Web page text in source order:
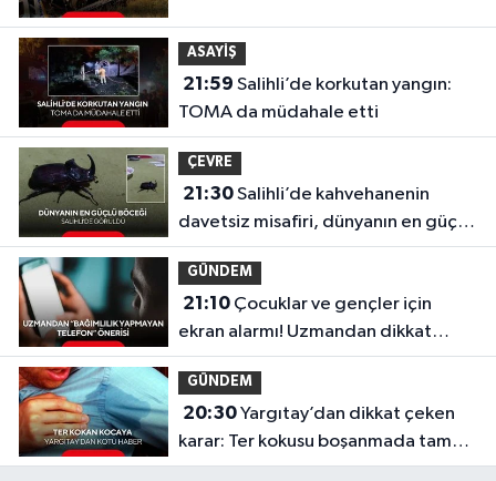
ASAYİŞ
21:59
TOMA da müdahale etti
ÇEVRE
21:30Salihli’de kahvehanenin
davetsiz misafiri, dünyanın en güçlü
böceği oldu
GÜNDEM
21:10Çocuklar ve gençler için
ekran alarmı! Uzmandan dikkat
çeken telefon önerisi
GÜNDEM
20:30Yargıtay’dan dikkat çeken
karar: Ter kokusu boşanmada tam
kusur sayıldı!